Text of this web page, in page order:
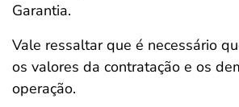
Garantia.
Vale ressaltar que é necessário
os valores da contratação e os
operação.